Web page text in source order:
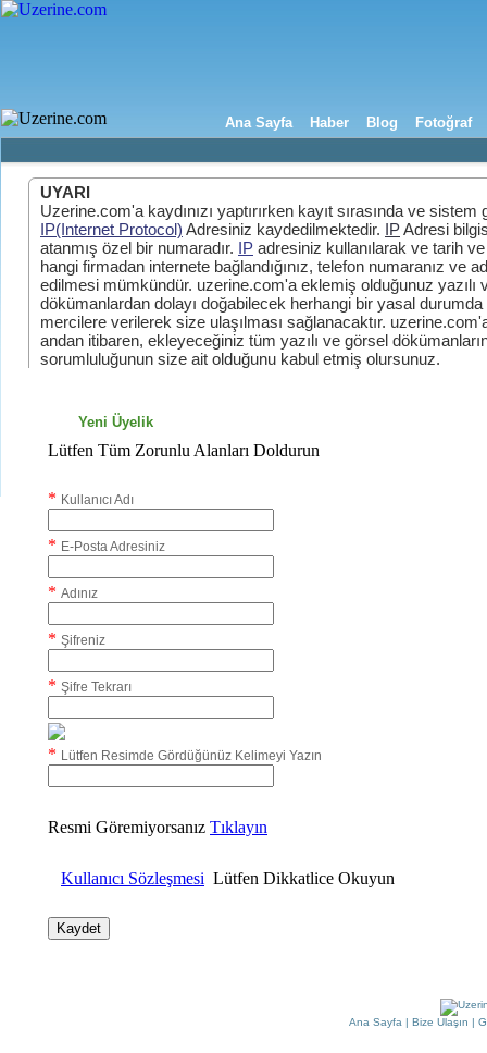
Ana Sayfa Haber Blog Fotoğraf
UYARI
Uzerine.com'a kaydınızı yaptırırken kayıt sırasında ve sistem
IP(Internet Protocol) Adresiniz kaydedilmektedir. IPAdresi
atanmış özel bir numaradır. IP adresiniz kullanılarak ve tarih
hangi firmadan internete bağlandığınız, telefon numaranız ve
edilmesi mümkündür. uzerine.com'a eklemiş olduğunuz yazılı
dökümanlardan dolayı doğabilecek herhangi bir yasal durumda
mercilere verilerek size ulaşılması sağlanacaktır.
andan itibaren, ekleyeceğiniz tüm yazılı ve görsel
sorumluluğunun size ait olduğunu kabul etmiş olursunuz.
Yeni Üyelik
Lütfen Tüm Zorunlu Alanları Doldurun
* Kullanıcı Adı
* E-Posta Adresiniz
* Adınız
* Şifreniz
* Şifre Tekrarı
* Lütfen Resimde Gördüğünüz Kelimeyi Yazın
Resmi Göremiyorsanız Tıklayın
Kullanıcı Sözleşmesi Lütfen Dikkatlice Okuyun
Ana Sayfa | Bize Ulaşın |